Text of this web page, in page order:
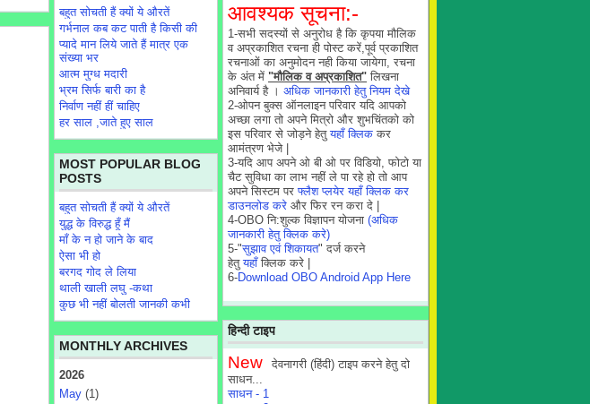
बहुत सोचती हैं क्यों ये औरतें
गर्भनाल कब कट पाती है किसी की
प्यादे मान लिये जाते हैं मात्र एक
संख्या भर
आत्म मुग्ध मदारी
भ्रम सिर्फ बारी का है
निर्वाण नहीं हीं चाहिए
हर साल ,जाते हुए साल
MOST POPULAR BLOG
POSTS
बहुत सोचती हैं क्यों ये औरतें
युद्ध के विरुद्ध हूँ मैं
माँ के न हो जाने के बाद
ऐसा भी हो
बरगद गोद ले लिया
थाली खाली लघु -कथा
कुछ भी नहीं बोलती जानकी कभी
MONTHLY ARCHIVES
2026
May (1)
आवश्यक सूचना:-
1-सभी सदस्यों से अनुरोध है कि कृपया मौलिक
व अप्रकाशित रचना ही पोस्ट करें,पूर्व प्रकाशित
रचनाओं का अनुमोदन नही किया जायेगा, रचना
के अंत में "मौलिक व अप्रकाशित" लिखना
अनिवार्य है । अधिक जानकारी हेतु नियम देखे
2-ओपन बुक्स ऑनलाइन परिवार यदि आपको
अच्छा लगा तो अपने मित्रो और शुभचिंतको को
इस परिवार से जोड़ने हेतुयहाँ क्लिक कर
आमंत्रण भेजे |
3-यदि आप अपने ओ बी ओ पर विडियो, फोटो या
चैट सुविधा का लाभ नहीं ले पा रहे हो तो आप
अपने सिस्टम परफ्लैश प्लयेर यहाँ क्लिक कर
डाउनलोड करे और फिर रन करा दे |
4-OBO नि:शुल्क विज्ञापन योजना (अधिक
जानकारी हेतु क्लिक करे)
5-"सुझाव एवं शिकायत" दर्ज करने
हेतुयहाँक्लिक करे |
6-Download OBO Android App Here
हिन्दी टाइप
New
देवनागरी (हिंदी) टाइप करने हेतु दो
साधन...
साधन - 1